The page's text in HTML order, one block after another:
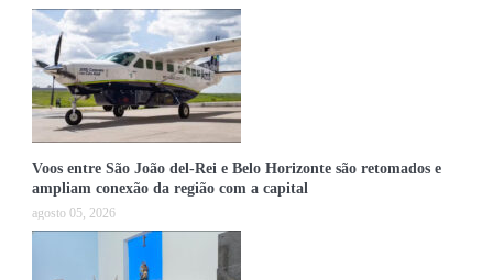
Voos entre São João del-Rei e Belo Horizonte são retomados e
ampliam conexão da região com a capital
agosto 05, 2026